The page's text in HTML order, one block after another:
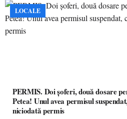
LOCALE
PERMIS. Doi șoferi, două dosare
Petea! Unul avea permisul
niciodată permis